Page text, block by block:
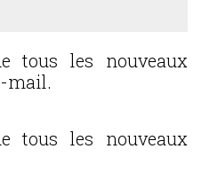
tous les nouveaux
mail.
tous les nouveaux